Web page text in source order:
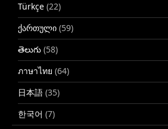
Türkçe (22)
ქართული (59)
తెలుగు (58)
ภาษาไทย (64)
日本語 (35)
한국어 (7)